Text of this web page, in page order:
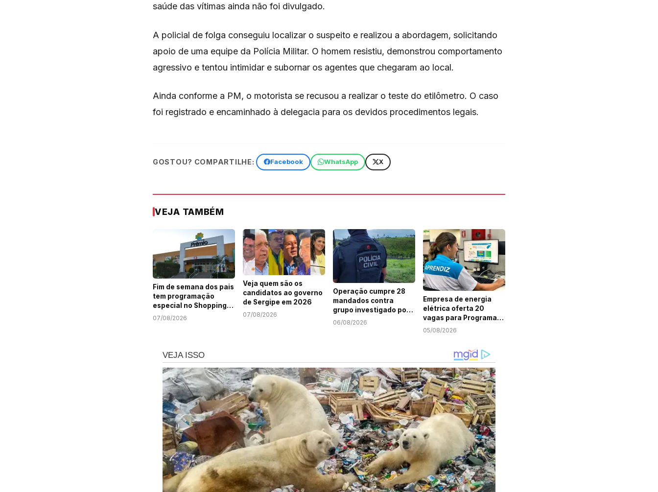
saúde das vítimas ainda não foi divulgado.
A policial de folga conseguiu localizar o suspeito e realizou a abordagem, solicitando
apoio de uma equipe da Polícia Militar. O homem resistiu, demonstrou comportamento
agressivo e tentou intimidar e subornar os agentes que chegaram ao local.
Ainda conforme a PM, o motorista se recusou a realizar o teste do etilômetro. O caso
foi registrado e encaminhado à delegacia para os devidos procedimentos legais.
GOSTOU? COMPARTILHE: Facebook WhatsApp X
VEJA TAMBÉM
Fim de semana dos pais
tem programação
especial no Shopping
Prêmio
07/08/2026
Veja quem são os
candidatos ao governo
de Sergipe em 2026
07/08/2026
Operação cumpre 28
mandados contra
grupo investigado por
roubo de cargas e
06/08/2026
Empresa de energia
elétrica oferta 20
vagas para Programa
Jovem Aprendiz em
05/08/2026